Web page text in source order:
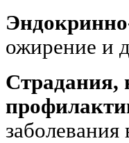
ожирение и
Страдания,